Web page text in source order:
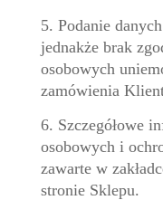
5. Podanie
jednakże brak
osobowych
zamówienia
6. Szczegółowe
osobowych i
zawarte w
stronie Sklepu.